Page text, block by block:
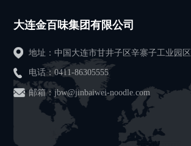
大连金百味集团有限公司
地址：中国大连市甘井子区辛寨子工业园区
电话：0411-86305555
邮箱：jbw@jinbaiwei-noodle.com